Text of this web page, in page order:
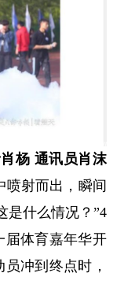
杨 通讯员肖沫
喷射而出，瞬间
是什么情况？”4
届体育嘉年华开
冲到终点时，